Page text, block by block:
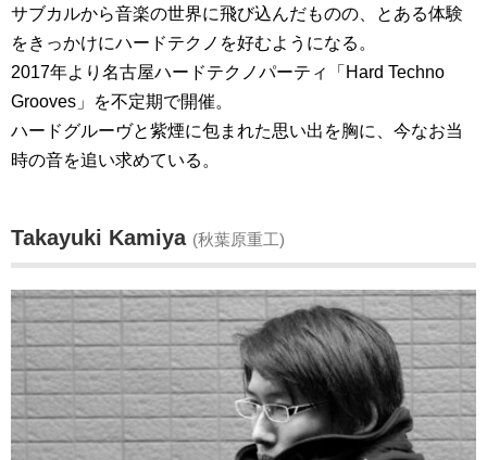
サブカルから音楽の世界に飛び込んだものの、とある体験
をきっかけにハードテクノを好むようになる。
2017年より名古屋ハードテクノパーティ「Hard Techno
Grooves」を不定期で開催。
ハードグルーヴと紫煙に包まれた思い出を胸に、今なお当
時の音を追い求めている。
Takayuki Kamiya (秋葉原重工)